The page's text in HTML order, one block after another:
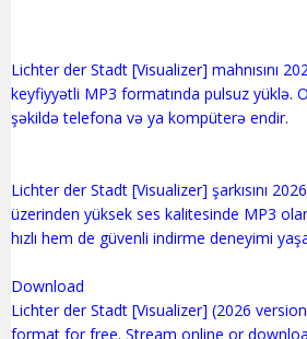
Lichter der Stadt [Visualizer] mahnısını
keyfiyyətli MP3 formatında pulsuz yüklə.
şəkildə telefona və ya kompüterə endir.
Lichter der Stadt [Visualizer] şarkısını
üzerinden yüksek ses kalitesinde MP3
hızlı hem de güvenli indirme deneyimi
Download
Lichter der Stadt [Visualizer] (2026
format for free. Stream online or